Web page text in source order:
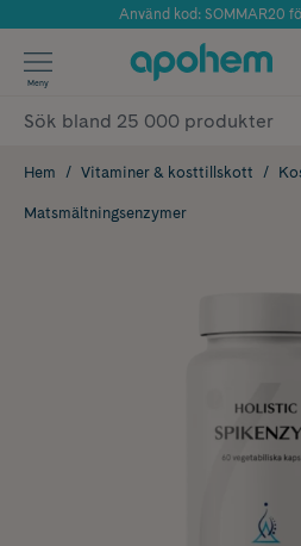
Årets Butik 2025
Använd kod: SOMMAR20
✓ Fri frakt
✓ Poäng på alla
Meny
Hem Vitaminer & kosttillskott
Matsmältningsenzymer